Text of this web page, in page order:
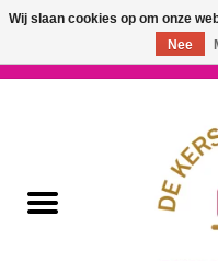
Workshops & Cursussen
Wij slaan cookies op om onze
Nee